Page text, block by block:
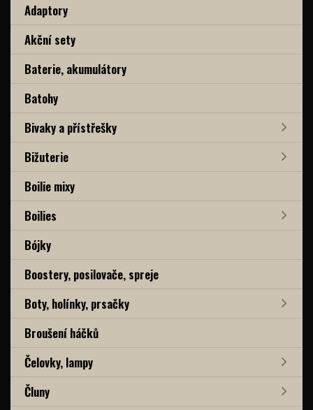
Adaptory
Akční sety
Baterie, akumulátory
Batohy
Bivaky a přístřešky
Bižuterie
Boilie mixy
Boilies
Bójky
Boostery, posilovače, spreje
Boty, holínky, prsačky
Broušení háčků
Čelovky, lampy
Čluny